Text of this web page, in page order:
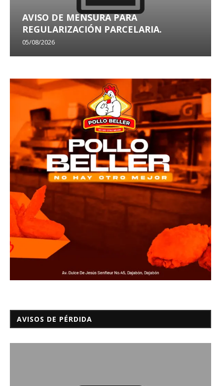
AVISO DE MENSURA PARA
REGULARIZACIÓN PARCELARIA.
05/08/2026
AVISOS DE PÉRDIDA